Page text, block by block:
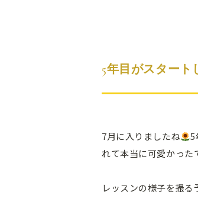
5年目がスタート
7月に入りましたね
5
れて本当に可愛かっ
レッスンの様子を撮